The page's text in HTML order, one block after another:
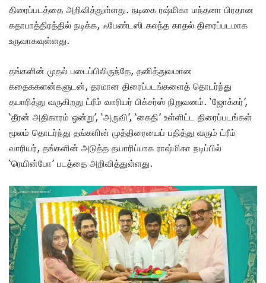
திரைப்படத்தை அறிவித்துள்ளது. நடிகை ரஷ்மிகா மந்தனா பிரதான
கதாபாத்திரத்தில் நடிக்க, ஃபேண்டஸி கலந்த காதல் திரைப்படமாக
உருவாகவுள்ளது.
தங்களின் முதல் படைப்பிலிருந்தே, தனித்துவமான
கதைககளன்களுடன், தரமான திரைப்படங்களைத் தொடர்ந்து
தயாரித்து வருகிறது ட்ரீம் வாரியர் பிக்சர்ஸ் நிறுவனம். ‘ஜோக்கர்’,
‘தீரன் அதிகாரம் ஒன்று’, ‘அருவி’, ‘கைதி’ உள்ளிட்ட திரைப்படங்கள்
மூலம் தொடர்ந்து தங்களின் முத்திரையைப் பதித்து வரும் ட்ரீம்
வாரியர், தங்களின் அடுத்த தயாரிப்பாக ராஷ்மிகா நடிப்பில்
‘ரெயின்போ’ படத்தை அறிவித்துள்ளது.